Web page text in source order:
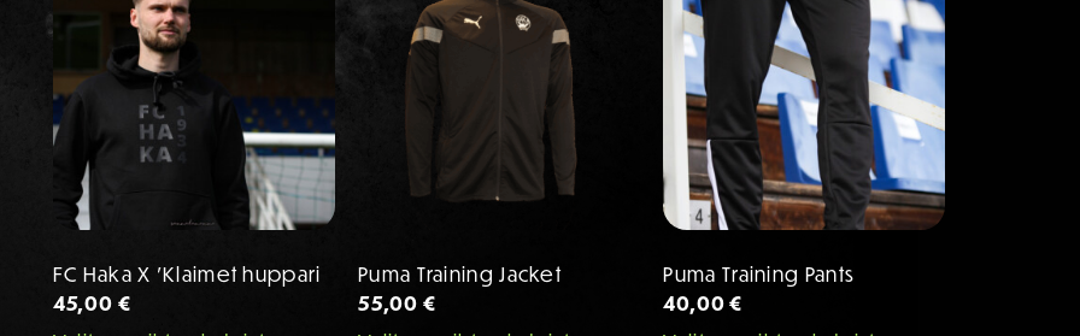
FC Haka X ’Klaimet huppari
45,00 €
Puma Training Jacket
55,00 €
Puma Training Pants
40,00€